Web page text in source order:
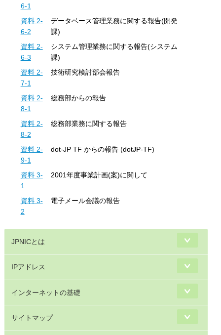
6-1
資料 2-
6-2
データベース管理業務に関する報告(開発
課)
資料 2-
6-3
システム管理業務に関する報告(システム
課)
資料 2-
7-1
技術研究検討部会報告
資料 2-
8-1
総務部からの報告
資料 2-
8-2
総務部業務に関する報告
資料 2-
9-1
dot-JP TF からの報告 (dotJP-TF)
資料 3-
1
2001年度事業計画(案)に関して
資料 3-
2
電子メール会議の報告
JPNICとは
IPアドレス
インターネットの基礎
サイトマップ